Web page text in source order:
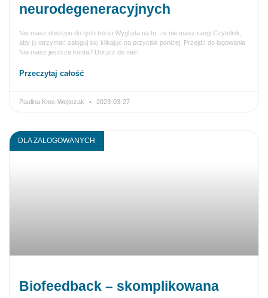
neurodegeneracyjnych
Nie masz dostępu do tych treści Wygląda na to, że nie masz rangi Czytelnik,
aby ją otrzymać zaloguj się klikając na przycisk poniżej. Przejdź do logowania
Nie masz jeszcze konta? Dołącz do nas!
Przeczytaj całość
Paulina Kłos-Wojtczak 2023-03-27
DLA ZALOGOWANYCH
Biofeedback – skomplikowana